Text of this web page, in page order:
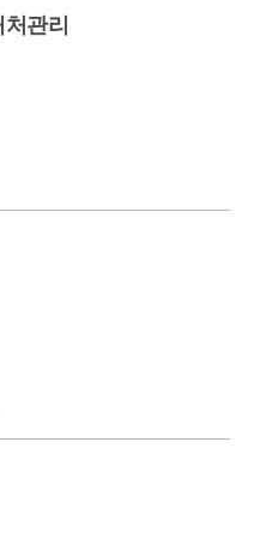
관리